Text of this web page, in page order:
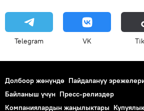
Telegram VK
Долбоор жөнүндө Пайдалануу
Байланыш үчүн Пресс-релиздер
Компаниялардын жаңылыктары